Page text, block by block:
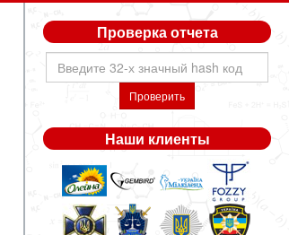
Проверка отчета
Проверить
Наши клиенты